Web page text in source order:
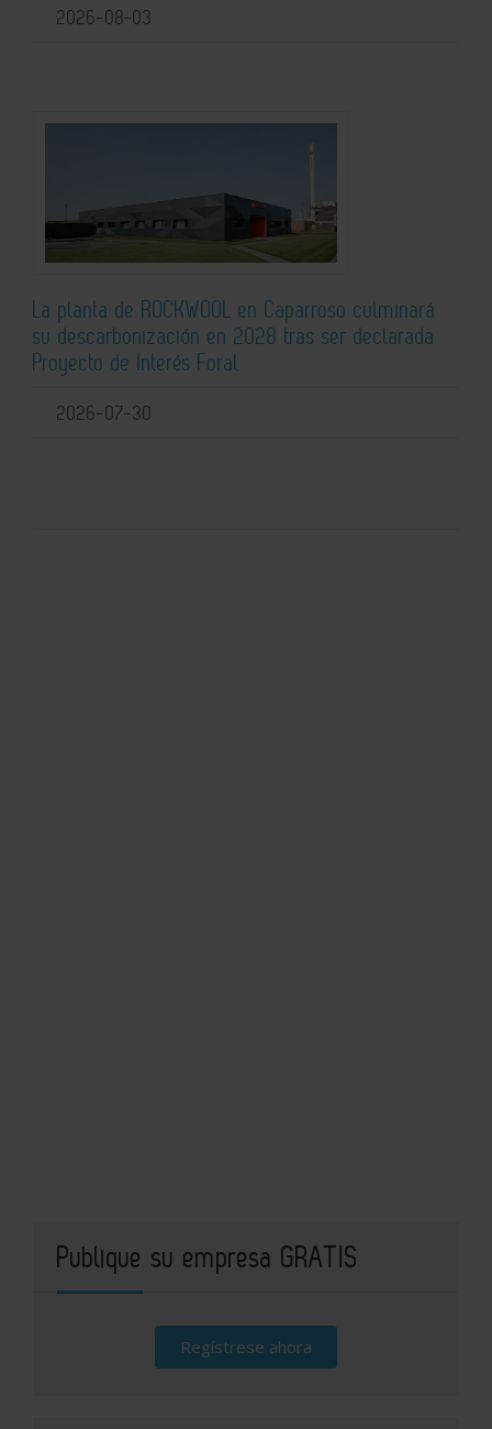
2026-08-03
La planta de ROCKWOOL en Caparroso culminará
su descarbonización en 2028 tras ser declarada
Proyecto de Interés Foral
2026-07-30
Publique su empresa GRATIS
Regístrese ahora